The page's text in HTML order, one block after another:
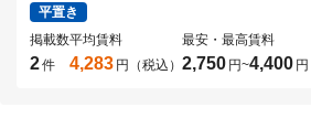
平置き
掲載数
2件
平均賃料
4,283 円（税込）
最安・最高賃料
2,750 円~4,400 円